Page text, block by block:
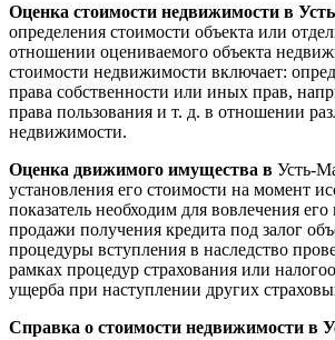
Оценка стоимости недвижимости в
определения стоимости объекта или
отношении оцениваемого объекта
стоимости недвижимости включает:
права собственности или иных прав,
права пользования и т. д. в отношении
недвижимости.
Оценка движимого имущества в Усть-
установления его стоимости на момент
показатель необходим для вовлечения
продажи получения кредита под залог
процедуры вступления в наследство
рамках процедур страхования или
ущерба при наступлении других
Справка о стоимости недвижимости в